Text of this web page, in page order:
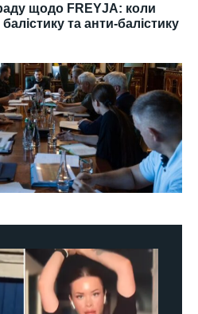
щодо FREYJA: коли
та анти-балістику